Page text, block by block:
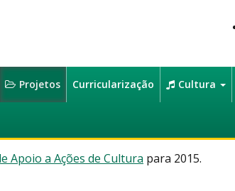
Projetos Curricularização Cultura
Apoio a Ações de Cultura para 2015.